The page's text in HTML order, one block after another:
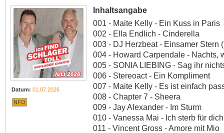
Datum: 01.07.2026
NFO
Inhaltsangabe
001 - Maite Kelly - Ein Kuss in Paris
002 - Ella Endlich - Cinderella
003 - DJ Herzbeat - Einsamer Stern
004 - Howard Carpendale - Nachts,
005 - SONIA LIEBING - Sag ihr
006 - Stereoact - Ein Kompliment
007 - Maite Kelly - Es ist einfach
008 - Chapter 7 - Sheera
009 - Jay Alexander - Im Sturm
010 - Vanessa Mai - Ich sterb für
011 - Vincent Gross - Amore mit Mio